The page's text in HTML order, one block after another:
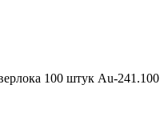
100 штук Au-241.100